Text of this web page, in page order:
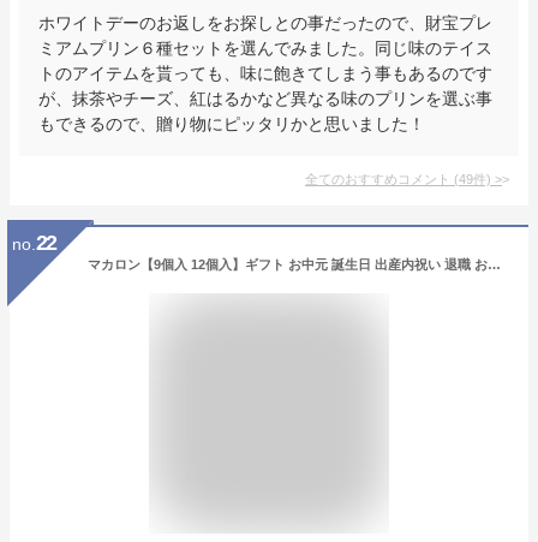
ホワイトデーのお返しをお探しとの事だったので、財宝プレ
ミアムプリン６種セットを選んでみました。同じ味のテイス
トのアイテムを貰っても、味に飽きてしまう事もあるのです
が、抹茶やチーズ、紅はるかなど異なる味のプリンを選ぶ事
もできるので、贈り物にピッタリかと思いました！
全てのおすすめコメント (49件) >
no. 22
マカロン【9個入 12個入】ギフト お中元 誕生日 出産内祝い 退職 お菓子 異動 挨拶 お世話になりました 焼菓子詰合せ 個包装 プチギフト[冷] おしゃれ 可愛い スイーツ お礼 内祝い 結婚内祝い 贈り物 手土産 お祝い ありがとう 感謝 天使がくれたマカロン 送料無料